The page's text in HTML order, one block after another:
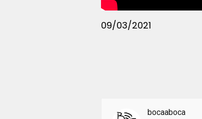
09/03/2021
bocaaboca